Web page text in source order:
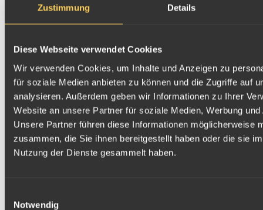
Zustimmung Details
Diese Webseite verwendet Cookies
Wir verwenden Cookies, um Inhalte und Anzeigen zu
für soziale Medien anbieten zu können und die Zugriffe auf
analysieren. Außerdem geben wir Informationen zu Ihrer
Website an unsere Partner für soziale Medien, Werbung
Unsere Partner führen diese Informationen möglicherweise
zusammen, die Sie ihnen bereitgestellt haben oder die sie
Nutzung der Dienste gesammelt haben.
Notwendig